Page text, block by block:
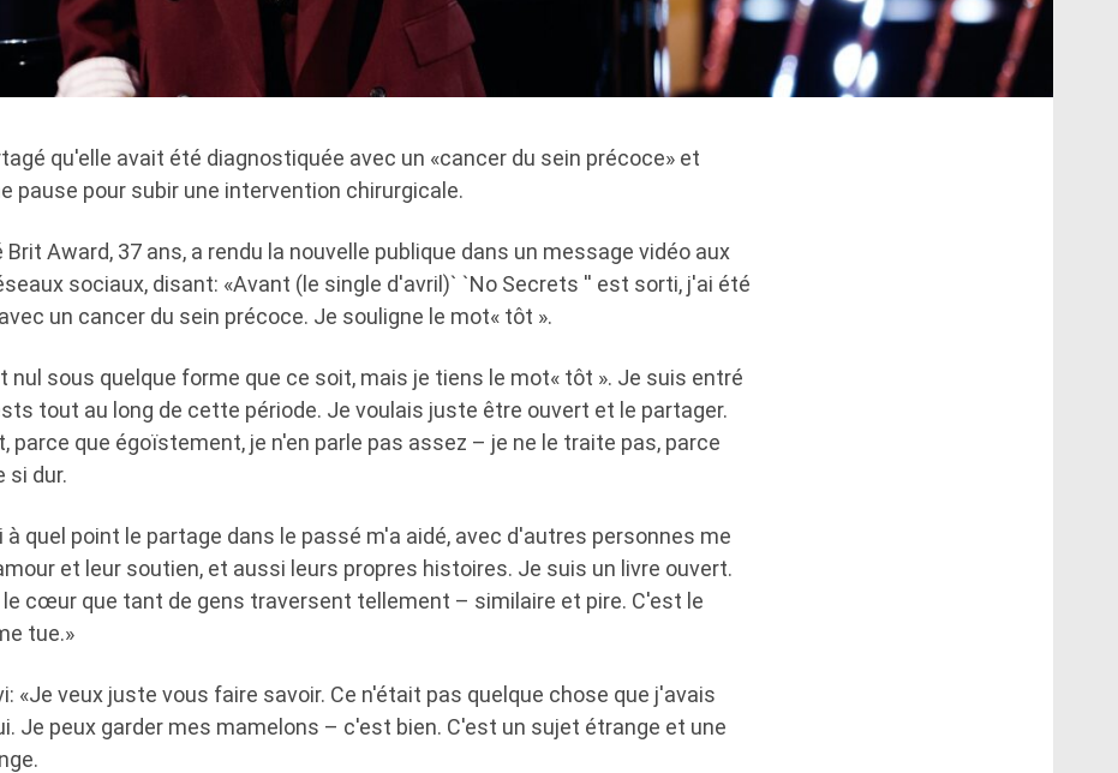
qu'elle avait été diagnostiquée avec un «cancer du sein précoce» et
pause pour subir une intervention chirurgicale.
Award, 37 ans, a rendu la nouvelle publique dans un message vidéo aux
sociaux, disant: «Avant (le single d'avril)` `No Secrets '' est sorti, j'ai été
un cancer du sein précoce. Je souligne le mot« tôt ».
nul sous quelque forme que ce soit, mais je tiens le mot« tôt ». Je suis entré
tout au long de cette période. Je voulais juste être ouvert et le partager.
parce que égoïstement, je n'en parle pas assez – je ne le traite pas, parce
si dur.
à quel point le partage dans le passé m'a aidé, avec d'autres personnes me
et leur soutien, et aussi leurs propres histoires. Je suis un livre ouvert.
le cœur que tant de gens traversent tellement – similaire et pire. C'est le
tue.»
«Je veux juste vous faire savoir. Ce n'était pas quelque chose que j'avais
Je peux garder mes mamelons – c'est bien. C'est un sujet étrange et une